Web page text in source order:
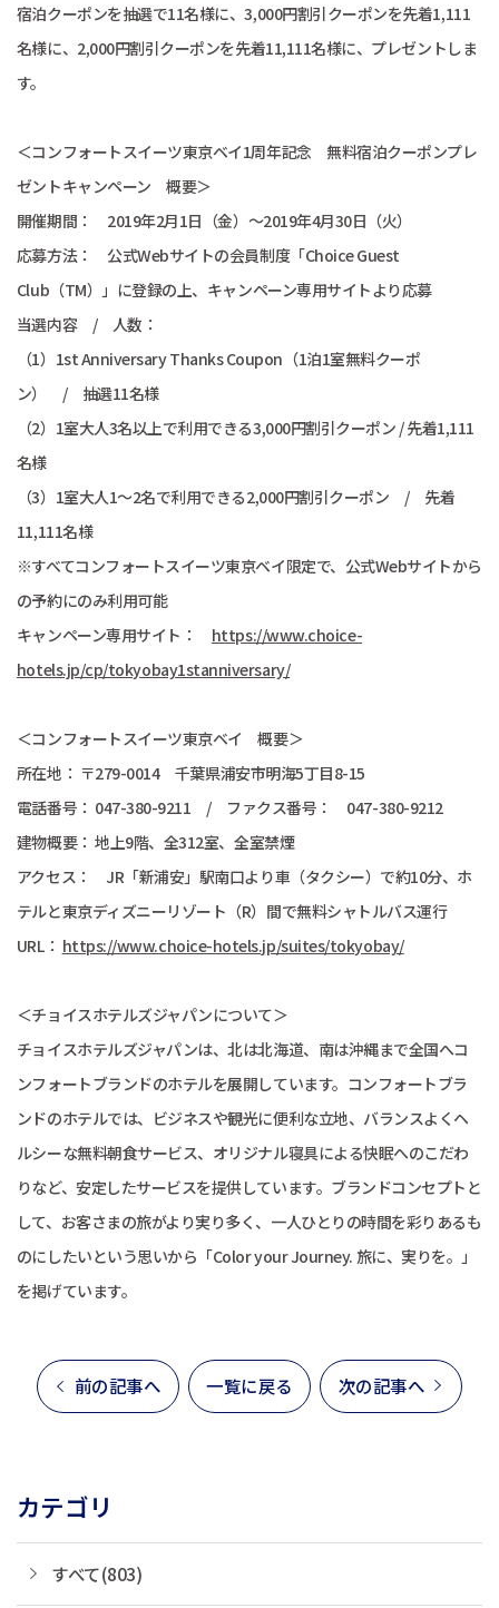
宿泊クーポンを抽選で11名様に、3,000円割引クーポンを先着1,111
名様に、2,000円割引クーポンを先着11,111名様に、プレゼントしま
す。
＜コンフォートスイーツ東京ベイ1周年記念 無料宿泊クーポンプレ
ゼントキャンペーン 概要＞
開催期間： 2019年2月1日（金）～2019年4月30日（火）
応募方法： 公式Webサイトの会員制度「Choice Guest
Club（TM）」に登録の上、キャンペーン専用サイトより応募
当選内容 / 人数：
（1）1st Anniversary Thanks Coupon（1泊1室無料クーポ
ン） / 抽選11名様
（2）1室大人3名以上で利用できる3,000円割引クーポン / 先着1,111
名様
（3）1室大人1～2名で利用できる2,000円割引クーポン / 先着
11,111名様
※すべてコンフォートスイーツ東京ベイ限定で、公式Webサイトから
の予約にのみ利用可能
キャンペーン専用サイト： https://www.choice-
hotels.jp/cp/tokyobay1stanniversary/
＜コンフォートスイーツ東京ベイ 概要＞
所在地： 〒279-0014 千葉県浦安市明海5丁目8-15
電話番号： 047-380-9211 / ファクス番号： 047-380-9212
建物概要： 地上9階、全312室、全室禁煙
アクセス： JR「新浦安」駅南口より車（タクシー）で約10分、ホ
テルと東京ディズニーリゾート（R）間で無料シャトルバス運行
URL： https://www.choice-hotels.jp/suites/tokyobay/
＜チョイスホテルズジャパンについて＞
チョイスホテルズジャパンは、北は北海道、南は沖縄まで全国へコ
ンフォートブランドのホテルを展開しています。コンフォートブラ
ンドのホテルでは、ビジネスや観光に便利な立地、バランスよくヘ
ルシーな無料朝食サービス、オリジナル寝具による快眠へのこだわ
りなど、安定したサービスを提供しています。ブランドコンセプトと
して、お客さまの旅がより実り多く、一人ひとりの時間を彩りあるも
のにしたいという思いから「Color your Journey. 旅に、実りを。」
を掲げています。
前の記事へ 一覧に戻る 次の記事へ
カテゴリ
すべて(803)